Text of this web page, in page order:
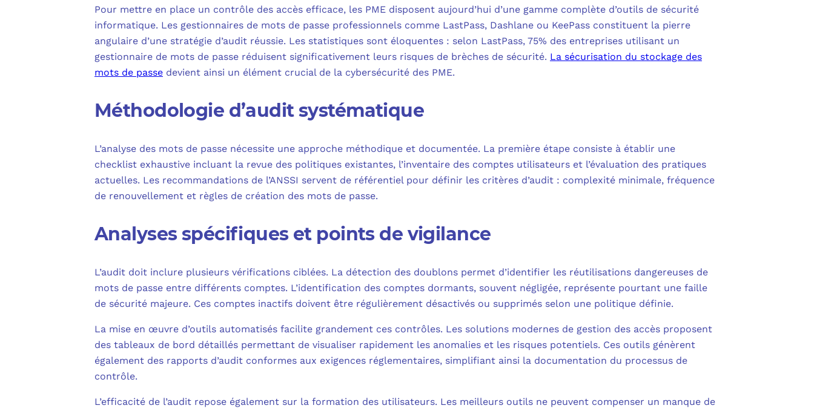
Pour mettre en place un contrôle des accès efficace, les PME disposent aujourd’hui d’une gamme complète d’outils de sécurité
informatique. Les gestionnaires de mots de passe professionnels comme LastPass, Dashlane ou KeePass constituent la pierre
angulaire d’une stratégie d’audit réussie. Les statistiques sont éloquentes : selon LastPass, 75% des entreprises utilisant un
gestionnaire de mots de passe réduisent significativement leurs risques de brèches de sécurité. La sécurisation du stockage des
mots de passe devient ainsi un élément crucial de la cybersécurité des PME.
Méthodologie d’audit systématique
L’analyse des mots de passe nécessite une approche méthodique et documentée. La première étape consiste à établir une
checklist exhaustive incluant la revue des politiques existantes, l’inventaire des comptes utilisateurs et l’évaluation des pratiques
actuelles. Les recommandations de l’ANSSI servent de référentiel pour définir les critères d’audit : complexité minimale, fréquence
de renouvellement et règles de création des mots de passe.
Analyses spécifiques et points de vigilance
L’audit doit inclure plusieurs vérifications ciblées. La détection des doublons permet d’identifier les réutilisations dangereuses de
mots de passe entre différents comptes. L’identification des comptes dormants, souvent négligée, représente pourtant une faille
de sécurité majeure. Ces comptes inactifs doivent être régulièrement désactivés ou supprimés selon une politique définie.
La mise en œuvre d’outils automatisés facilite grandement ces contrôles. Les solutions modernes de gestion des accès proposent
des tableaux de bord détaillés permettant de visualiser rapidement les anomalies et les risques potentiels. Ces outils génèrent
également des rapports d’audit conformes aux exigences réglementaires, simplifiant ainsi la documentation du processus de
contrôle.
L’efficacité de l’audit repose également sur la formation des utilisateurs. Les meilleurs outils ne peuvent compenser un manque de